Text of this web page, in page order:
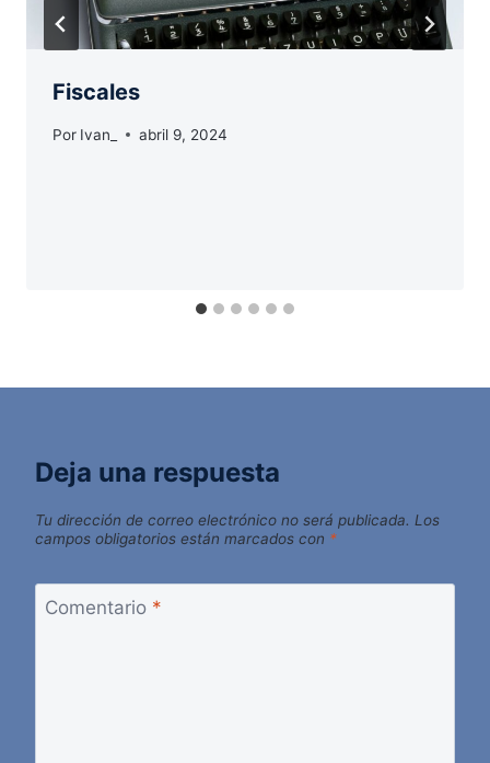
Fiscales
Por Ivan_ abril 9, 2024
Deja una respuesta
Tu dirección de correo electrónico no será publicada. Los
campos obligatorios están marcados con *
Comentario *